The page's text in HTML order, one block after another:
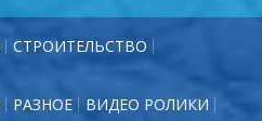
СТРОИТЕЛЬСТВО
РАЗНОЕ ВИДЕО РОЛИКИ